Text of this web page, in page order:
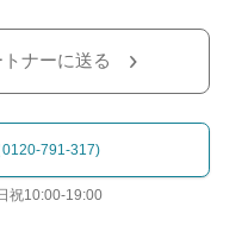
ナーに送る
0120-791-317)
祝10:00-19:00